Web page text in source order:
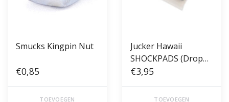
Smucks Kingpin Nut
€0,85
TOEVOEGEN
Jucker Hawaii
SHOCKPADS (Drop
Through)
€3,95
TOEVOEGEN